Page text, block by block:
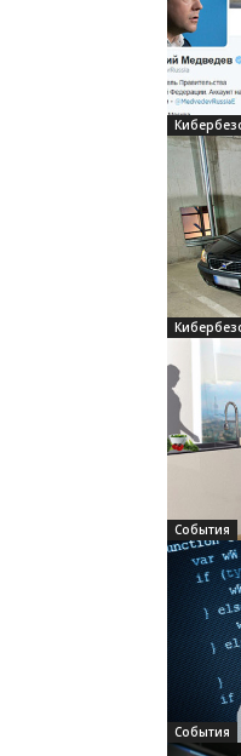
События
События